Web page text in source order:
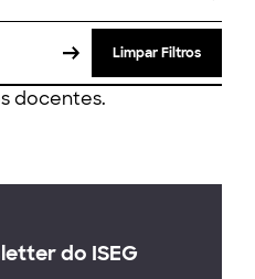
Limpar Filtros
docentes.
do ISEG